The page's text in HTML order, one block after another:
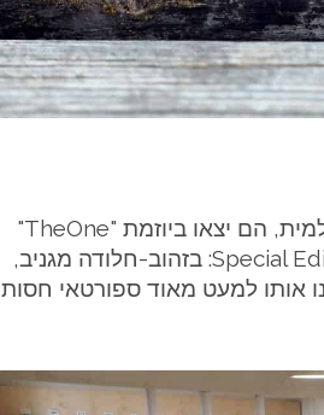
במסגרת קידום הדגם הזה שהוא מאוד חשוב לרודי ברמה העולמית, הם יצאו ביוזמת "TheOne"
במסגרתה קיבלת את הצביעה הייחודית שמופיעה פה- ב Special Edition: בזהוב-חלודה מגניב,
אותו למעט מאוד ספורטאי חסות